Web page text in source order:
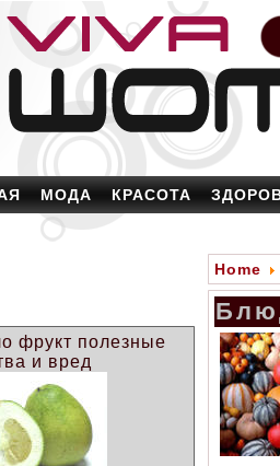
МОДА КРАСОТА
фрукт полезные
и вред
Home